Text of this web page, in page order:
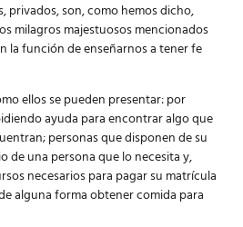
privados, son, como hemos dicho,
milagros majestuosos mencionados
la función de enseñarnos a tener fe
ellos se pueden presentar: por
ayuda para encontrar algo que
personas que disponen de su
de una persona que lo necesita y,
necesarios para pagar su matrícula
alguna forma obtener comida para